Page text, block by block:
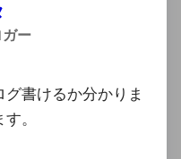
ー
書けるか分かりま
。